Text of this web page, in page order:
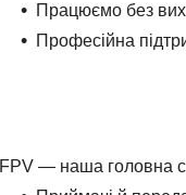
Працюємо без
Професійна
FPV — наша головна